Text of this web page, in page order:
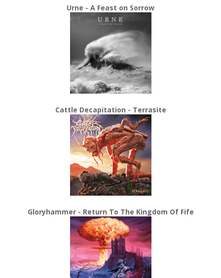
Urne - A Feast on Sorrow
Cattle Decapitation - Terrasite
Gloryhammer - Return To The Kingdom Of Fife